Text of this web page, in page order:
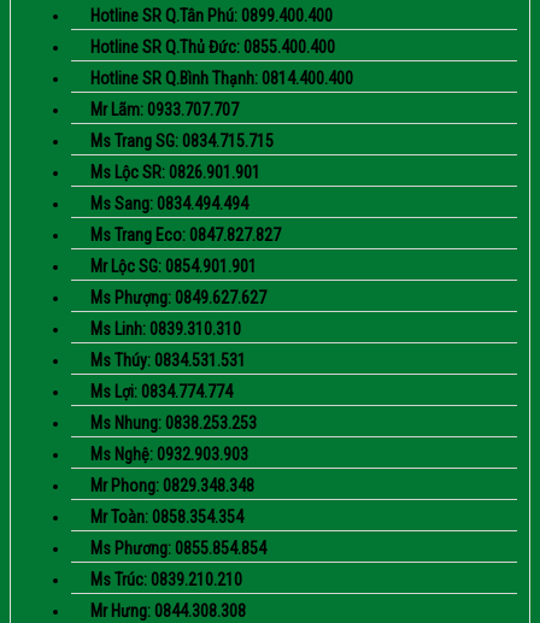
Hotline SR Q.Tân Phú: 0899.400.400
Hotline SR Q.Thủ Đức: 0855.400.400
Hotline SR Q.Bình Thạnh: 0814.400.400
Mr Lãm: 0933.707.707
Ms Trang SG: 0834.715.715
Ms Lộc SR: 0826.901.901
Ms Sang: 0834.494.494
Ms Trang Eco: 0847.827.827
Mr Lộc SG: 0854.901.901
Ms Phượng: 0849.627.627
Ms Linh: 0839.310.310
Ms Thúy: 0834.531.531
Ms Lợi: 0834.774.774
Ms Nhung: 0838.253.253
Ms Nghệ: 0932.903.903
Mr Phong: 0829.348.348
Mr Toàn: 0858.354.354
Ms Phương: 0855.854.854
Ms Trúc: 0839.210.210
Mr Hưng: 0844.308.308